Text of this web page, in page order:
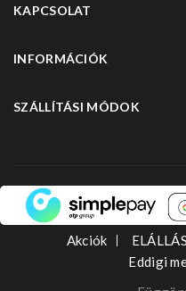
KAPCSOLAT
INFORMÁCIÓK
SZÁLLÍTÁSI MÓDOK
Akciók
Eddigi